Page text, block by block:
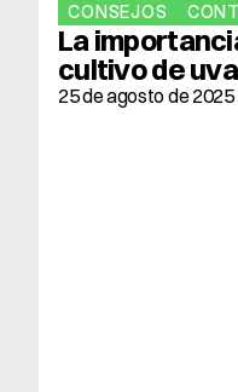
CONSEJOS
La
cultivo de
25 de agosto de 2025